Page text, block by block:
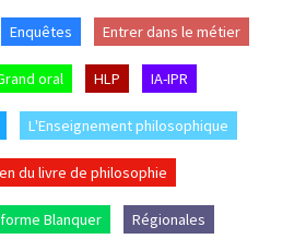
Enquêtes Entrer dans le métier
oral HLP IA-IPR
L'Enseignement philosophique
du livre de philosophie
Blanquer Régionales